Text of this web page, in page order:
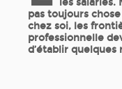
les salariés.
pas toujours
chez soi, les
professionnelle
d’établir quelques